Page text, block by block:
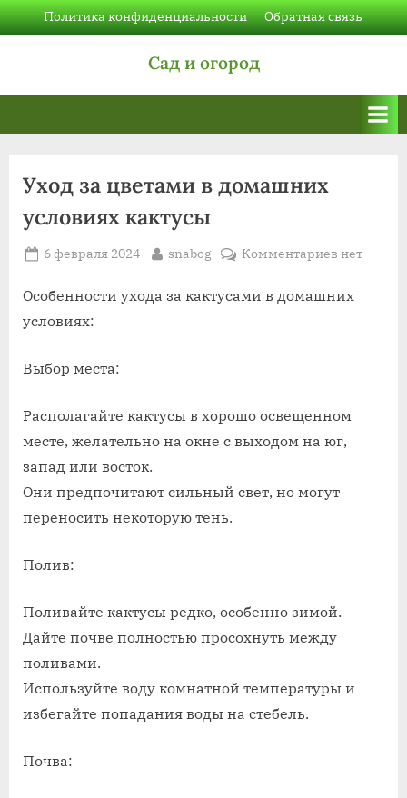
Skip
to
Политика конфиденциальности Обратная связь
Сад и огород
Уход за цветами в домашних
условиях кактусы
Posted
6 февраля 2024 By
snabog Комментариевк
Уход
кактусы
нет
Особенности ухода за кактусами в домашних
условиях:
Выбор места:
Располагайте кактусы в хорошо освещенном
месте, желательно на окне с выходом на юг,
запад или восток.
Они предпочитают сильный свет, но могут
переносить некоторую тень.
Полив:
Поливайте кактусы редко, особенно зимой.
Дайте почве полностью просохнуть между
поливами.
Используйте воду комнатной температуры и
избегайте попадания воды на стебель.
Почва: